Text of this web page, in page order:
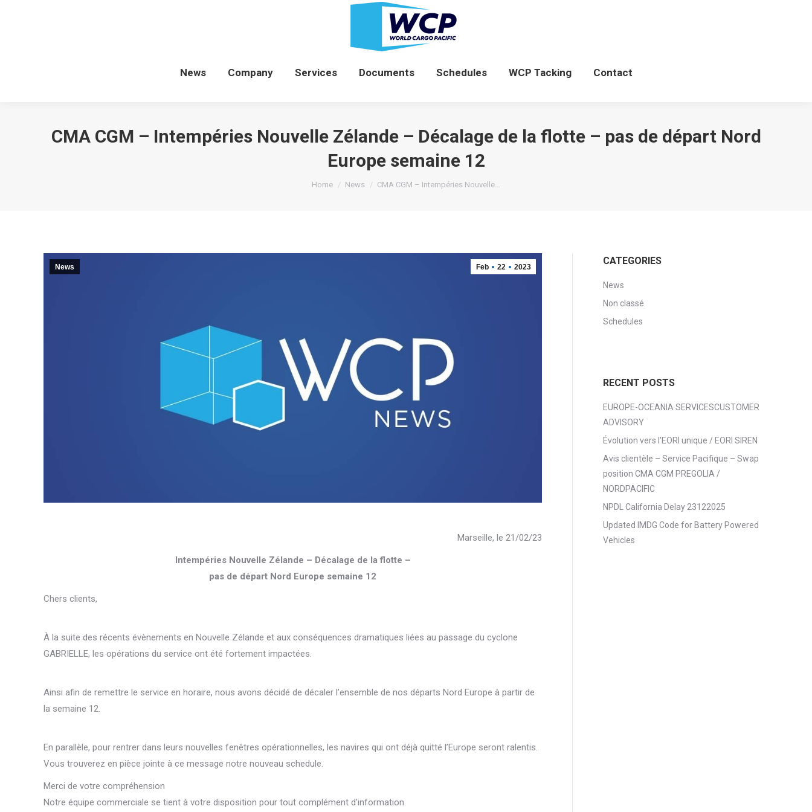
News Company Services Documents Schedules WCP Tacking Contact
CMA CGM – Intempéries Nouvelle Zélande – Décalage de la flotte – pas de départ Nord
Europe semaine 12
You are here:
Home News CMA CGM – Intempéries Nouvelle…
Feb 22 2023
News
Marseille, le 21/02/23
Intempéries Nouvelle Zélande – Décalage de la flotte –
pas de départ Nord Europe semaine 12
Chers clients,
À la suite des récents évènements en Nouvelle Zélande et aux conséquences dramatiques liées au passage du cyclone
GABRIELLE, les opérations du service ont été fortement impactées.
Ainsi afin de remettre le service en horaire, nous avons décidé de décaler l’ensemble de nos départs Nord Europe à partir de
la semaine 12.
En parallèle, pour rentrer dans leurs nouvelles fenêtres opérationnelles, les navires qui ont déjà quitté l’Europe seront ralentis.
Vous trouverez en pièce jointe à ce message notre nouveau schedule.
Merci de votre compréhension
Notre équipe commerciale se tient à votre disposition pour tout complément d’information.
CATEGORIES
News
Non classé
Schedules
RECENT POSTS
EUROPE-OCEANIA SERVICESCUSTOMER
ADVISORY
Évolution vers l’EORI unique / EORI SIREN
Avis clientèle – Service Pacifique – Swap
position CMA CGM PREGOLIA /
NORDPACIFIC
NPDL California Delay 23122025
Updated IMDG Code for Battery Powered
Vehicles
Services